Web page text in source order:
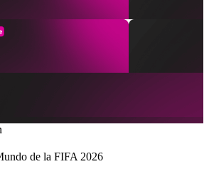
de la FIFA 2026